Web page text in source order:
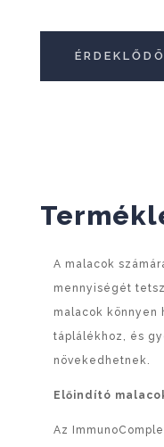
A malacok
mennyiségét
malacok könnyen
táplálékhoz, és
növekedhetnek.
Előindító
Az